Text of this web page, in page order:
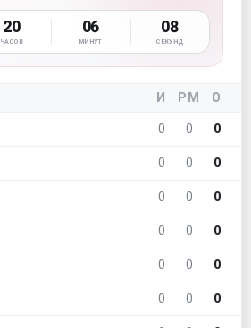
20
ЧАСОВ
06
МИНУТ
07
СЕКУНД
И РМ О
0 0 0
0 0 0
0 0 0
0 0 0
0 0 0
0 0 0